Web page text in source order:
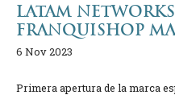
LATAM
FRANQUISHOP
6 Nov 2023
Primera apertura de la marca